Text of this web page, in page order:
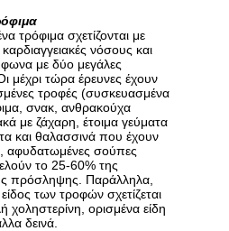
τρόφιμα σχετίζονται με
νόσους και
με δύο μεγάλες
μέχρι τώρα έρευνες έχουν
τροφές (συσκευασμένα
σνακ, ανθρακούχα
με ζάχαρη, έτοιμα γεύματα
και θαλασσινά που έχουν
αφυδατωμένες σούπες
το 25-60% της
πρόσληψης. Παράλληλα,
των τροφών σχετίζεται
ορισμένα είδη
δεινά.